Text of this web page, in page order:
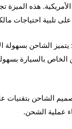
هذه الميزة
على تلبية احتياجات
: يتميز الشاحن بسهولة
الخاص بالسيارة
الشاحن بتقنيات
عملية الشحن.